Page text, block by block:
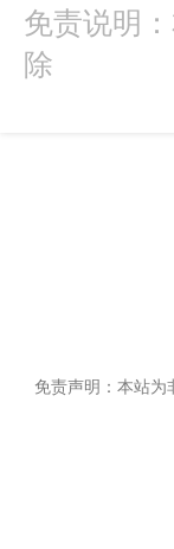
免责说明
除
免责声明：本站